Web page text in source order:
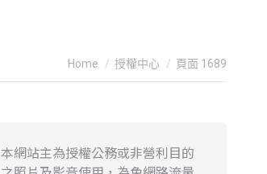
You are here:
Home 授權中心 頁面 1689
本網站主為授權公務或非營利目的